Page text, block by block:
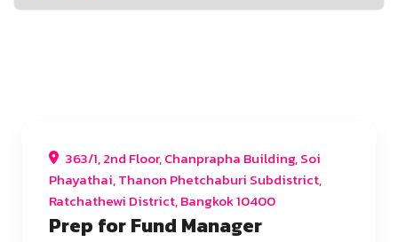
363/1, 2nd Floor, Chanprapha Building, Soi
Phayathai, Thanon Phetchaburi Subdistrict,
Ratchathewi District, Bangkok 10400
Prep for Fund Manager